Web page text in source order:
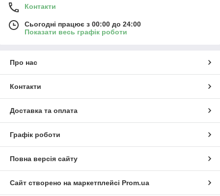
Контакти
Сьогодні працює з 00:00 до 24:00
Показати весь графік роботи
Про нас
Контакти
Доставка та оплата
Графік роботи
Повна версія сайту
Сайт створено на маркетплейсі Prom.ua